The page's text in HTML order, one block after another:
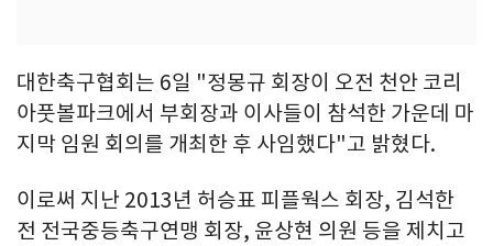
대한축구협회는 6일 "정몽규 회장이 오전 천안 코리
아풋볼파크에서 부회장과 이사들이 참석한 가운데 마
지막 임원 회의를 개최한 후 사임했다"고 밝혔다.
이로써 지난 2013년 허승표 피플웍스 회장, 김석한
전 전국중등축구연맹 회장, 윤상현 의원 등을 제치고